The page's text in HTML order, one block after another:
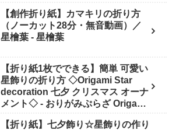
【創作折り紙】カマキリの折り方
（ノーカット28分・無音動画）／
星檜葉 - 星檜葉
【折り紙1枚でできる】簡単 可愛い
星飾りの折り方 ◇Origami Star
decoration 七夕 クリスマス オーナ
メント◇ - おりがみぷらざ Origami-
【折り紙】七夕飾り☆星飾りの作り